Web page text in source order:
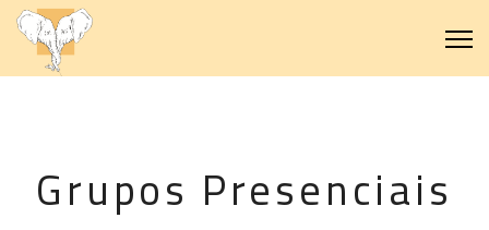
Grupos Presenciais